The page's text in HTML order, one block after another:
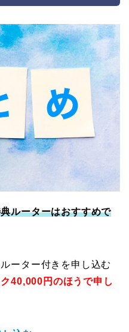
ルーターはおすすめで
ーター付きを申し込む
40,000円のほうで申し